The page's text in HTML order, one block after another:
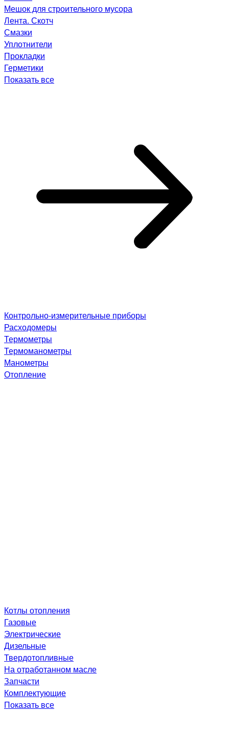
Мешок для строительного мусора
Лента. Скотч
Смазки
Уплотнители
Прокладки
Герметики
Показать все
Контрольно-измерительные приборы
Расходомеры
Термометры
Термоманометры
Манометры
Отопление
Котлы отопления
Газовые
Электрические
Дизельные
Твердотопливные
На отработанном масле
Запчасти
Комплектующие
Показать все